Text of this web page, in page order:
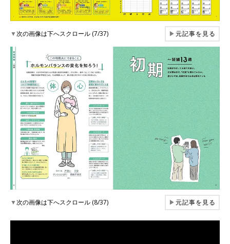
▼次の画像は下へスクロール (7/37) ▶元記事を見る
▼次の画像は下へスクロール (8/37) ▶元記事を見る